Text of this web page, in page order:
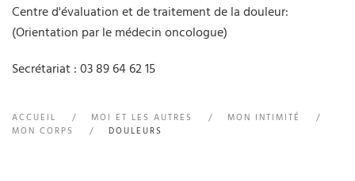
Centre d'évaluation et de traitement de la douleur:
(Orientation par le médecin oncologue)
Secrétariat : 03 89 64 62 15
ACCUEIL MOI ET LES AUTRES
MON INTIMITÉ
MON CORPS
DOULEURS